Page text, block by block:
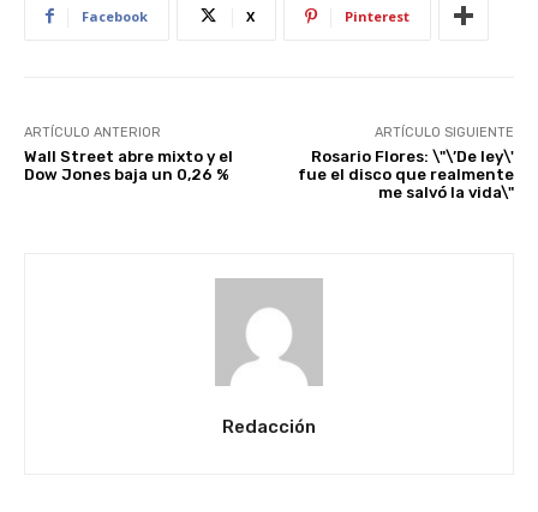
Facebook X Pinterest
ARTÍCULO ANTERIOR
Wall Street abre mixto y el
Dow Jones baja un 0,26 %
ARTÍCULO SIGUIENTE
Rosario Flores: \"\’De ley\'
fue el disco que realmente
me salvó la vida\"
Redacción